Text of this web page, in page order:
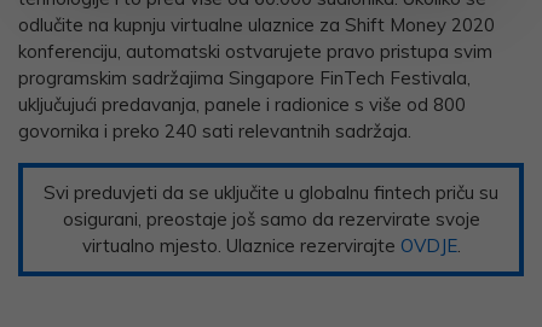
odlučite na kupnju virtualne ulaznice za Shift Money 2020
konferenciju, automatski ostvarujete pravo pristupa svim
programskim sadržajima Singapore FinTech Festivala,
uključujući predavanja, panele i radionice s više od 800
govornika i preko 240 sati relevantnih sadržaja.
Svi preduvjeti da se uključite u globalnu fintech priču su
osigurani, preostaje još samo da rezervirate svoje
virtualno mjesto. Ulaznice rezervirajte OVDJE.